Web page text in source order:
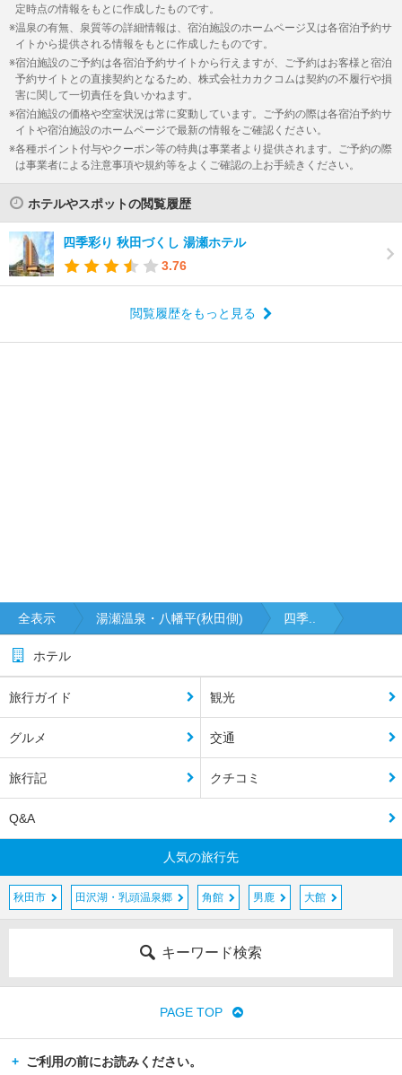
定時点の情報をもとに作成したものです。
温泉の有無、泉質等の詳細情報は、宿泊施設のホームページ又は各宿泊予約サ
イトから提供される情報をもとに作成したものです。
宿泊施設のご予約は各宿泊予約サイトから行えますが、ご予約はお客様と宿泊
予約サイトとの直接契約となるため、株式会社カカクコムは契約の不履行や損
害に関して一切責任を負いかねます。
宿泊施設の価格や空室状況は常に変動しています。ご予約の際は各宿泊予約サ
イトや宿泊施設のホームページで最新の情報をご確認ください。
各種ポイント付与やクーポン等の特典は事業者より提供されます。ご予約の際
は事業者による注意事項や規約等をよくご確認の上お手続きください。
ホテルやスポットの閲覧履歴
四季彩り 秋田づくし 湯瀬ホテル
3.76
閲覧履歴をもっと見る
全表示 湯瀬温泉・八幡平(秋田側) 四季..
ホテル
旅行ガイド 観光
グルメ 交通
旅行記 クチコミ
Q&A
人気の旅行先
秋田市 田沢湖・乳頭温泉郷 角館 男鹿 大館
キーワード検索
PAGE TOP
ご利用の前にお読みください。